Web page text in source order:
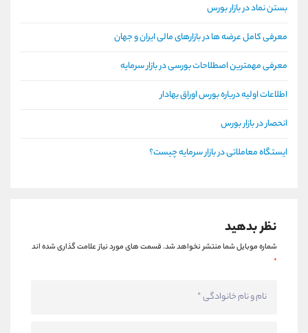
بستن نماد در بازار بورس
معرفی کامل عرضه ها در بازارهای مالی ایران و جهان
معرفی مهمترین اصطلاحات بورسی در بازار سرمایه
اطلاعات اولیه درباره بورس اوراق بهادار
انحصار در بازار بورس
ایستگاه معاملاتی در بازار سرمایه چیست؟
نظر بدهید
شماره موبایل شما منتشر نخواهد شد.قسمت های مورد نیاز علامت گذاری شده اند
*